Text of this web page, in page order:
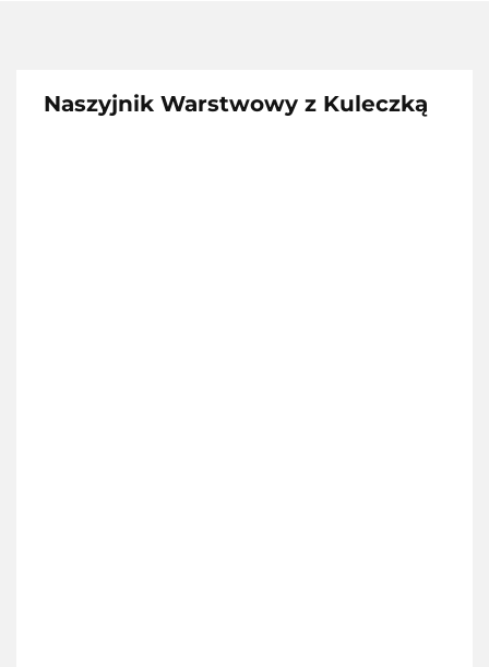
Naszyjnik Warstwowy z Kuleczką